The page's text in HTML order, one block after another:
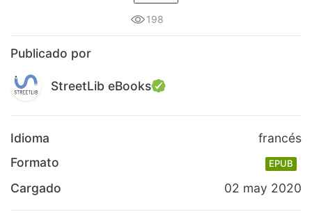
198
Publicado por
StreetLib eBooks
Idioma
francés
Formato
EPUB
Cargado 02 may 2020